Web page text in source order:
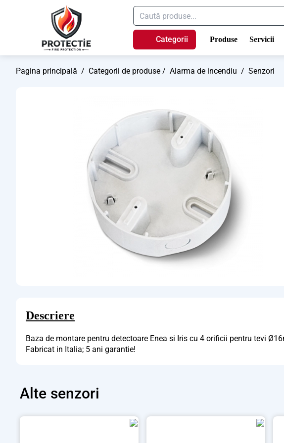
Categorii Produse Servicii
Pagina principală / Categorii de produse / Alarma de incendiu / Senzori
Descriere
Baza de montare pentru detectoare Enea si Iris cu 4 orificii pentru tevi
Fabricat in Italia; 5 ani garantie!
Alte senzori